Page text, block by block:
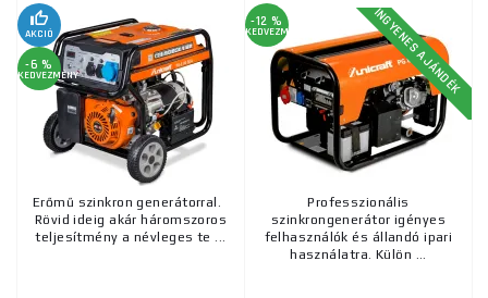
AKCIÓ
-6 %
KEDVEZMÉNY
Erőmű szinkron generátorral.
Rövid ideig akár háromszoros
teljesítmény a névleges te ...
-12 %
KEDVEZMÉNY INGYENES AJÁNDÉK
Professzionális
szinkrongenerátor igényes
felhasználók és állandó ipari
használatra. Külön ...